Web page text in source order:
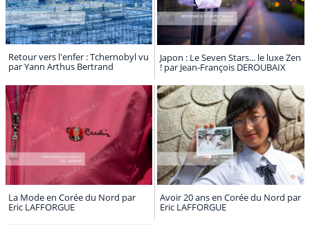
Retour vers l'enfer : Tchernobyl vu
par Yann Arthus Bertrand
Japon : Le Seven Stars... le luxe Zen
! par Jean-François DEROUBAIX
La Mode en Corée du Nord par
Eric LAFFORGUE
Avoir 20 ans en Corée du Nord par
Eric LAFFORGUE